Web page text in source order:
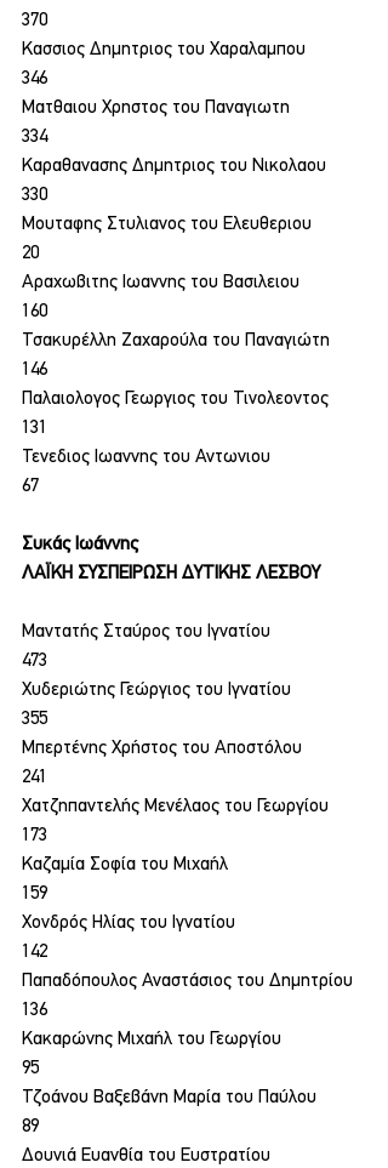
370
Κασσιος Δημητριος του Χαραλαμπου
346
Ματθαιου Χρηστος του Παναγιωτη
334
Καραθανασης Δημητριος του Νικολαου
330
Μουταφης Στυλιανος του Ελευθεριου
20
Αραχωβιτης Ιωαννης του Βασιλειου
160
Τσακυρέλλη Ζαχαρούλα του Παναγιώτη
146
Παλαιολογος Γεωργιος του Τινολεοντος
131
Τενεδιος Ιωαννης του Αντωνιου
67
Συκάς Ιωάννης
ΛΑΪΚΗ ΣΥΣΠΕΙΡΩΣΗ ΔΥΤΙΚΗΣ ΛΕΣΒΟΥ
Μαντατής Σταύρος του Ιγνατίου
473
Χυδεριώτης Γεώργιος του Ιγνατίου
355
Μπερτένης Χρήστος του Αποστόλου
241
Χατζηπαντελής Μενέλαος του Γεωργίου
173
Καζαμία Σοφία του Μιχαήλ
159
Χονδρός Ηλίας του Ιγνατίου
142
Παπαδόπουλος Αναστάσιος του Δημητρίου
136
Κακαρώνης Μιχαήλ του Γεωργίου
95
Τζοάνου Βαξεβάνη Μαρία του Παύλου
89
Δουνιά Ευανθία του Ευστρατίου